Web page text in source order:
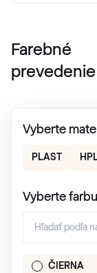
Farebné
prevedenie
Vyberte
PLAST
Vyberte farbu
ČIERNA